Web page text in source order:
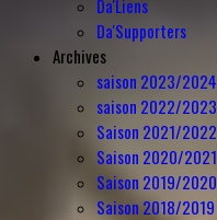
Da'Liens
Da'Supporters
Archives
saison 2023/2024
saison 2022/2023
Saison 2021/2022
Saison 2020/2021
Saison 2019/2020
Saison 2018/2019